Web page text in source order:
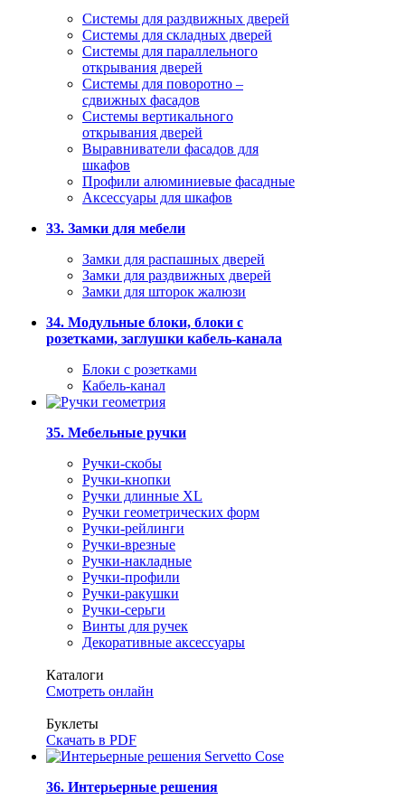
Системы для раздвижных дверей
Системы для складных дверей
Системы для параллельного
открывания дверей
Системы для поворотно –
сдвижных фасадов
Системы вертикального
открывания дверей
Выравниватели фасадов для
шкафов
Профили алюминиевые фасадные
Аксессуары для шкафов
33. Замки для мебели
Замки для распашных дверей
Замки для раздвижных дверей
Замки для шторок жалюзи
34. Модульные блоки, блоки с
розетками, заглушки кабель-канала
Блоки с розетками
Кабель-канал
35. Мебельные ручки
Ручки-скобы
Ручки-кнопки
Ручки длинные XL
Ручки геометрических форм
Ручки-рейлинги
Ручки-врезные
Ручки-накладные
Ручки-профили
Ручки-ракушки
Ручки-серьги
Винты для ручек
Декоративные аксессуары
Каталоги
Смотреть онлайн
Буклеты
Скачать в PDF
36. Интерьерные решения